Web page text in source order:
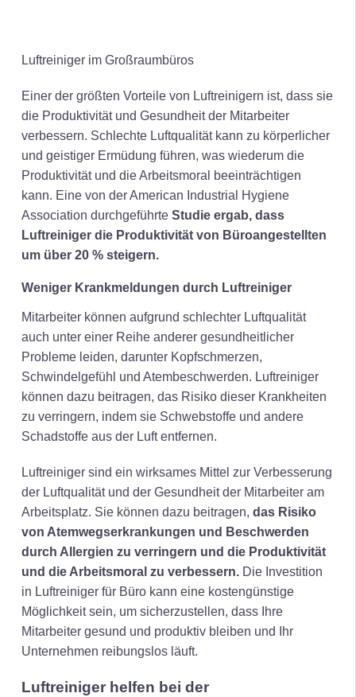
Luftreiniger im Großraumbüros
Einer der größten Vorteile von Luftreinigern ist, dass sie
die Produktivität und Gesundheit der Mitarbeiter
verbessern. Schlechte Luftqualität kann zu körperlicher
und geistiger Ermüdung führen, was wiederum die
Produktivität und die Arbeitsmoral beeinträchtigen
kann. Eine von der American Industrial Hygiene
Association durchgeführte Studie ergab, dass
Luftreiniger die Produktivität von Büroangestellten
um über 20 % steigern.
Weniger Krankmeldungen durch Luftreiniger
Mitarbeiter können aufgrund schlechter Luftqualität
auch unter einer Reihe anderer gesundheitlicher
Probleme leiden, darunter Kopfschmerzen,
Schwindelgefühl und Atembeschwerden. Luftreiniger
können dazu beitragen, das Risiko dieser Krankheiten
zu verringern, indem sie Schwebstoffe und andere
Schadstoffe aus der Luft entfernen.
Luftreiniger sind ein wirksames Mittel zur Verbesserung
der Luftqualität und der Gesundheit der Mitarbeiter am
Arbeitsplatz. Sie können dazu beitragen, das Risiko
von Atemwegserkrankungen und Beschwerden
durch Allergien zu verringern und die Produktivität
und die Arbeitsmoral zu verbessern.Die Investition
in Luftreiniger für Büro kann eine kostengünstige
Möglichkeit sein, um sicherzustellen, dass Ihre
Mitarbeiter gesund und produktiv bleiben und Ihr
Unternehmen reibungslos läuft.
Luftreiniger helfen bei der